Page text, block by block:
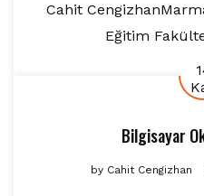
Cahit
Eğitim
Bilgisayar
byCahit Cengizhan